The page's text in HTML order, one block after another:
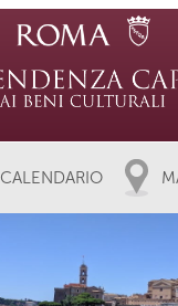
CALENDARIO